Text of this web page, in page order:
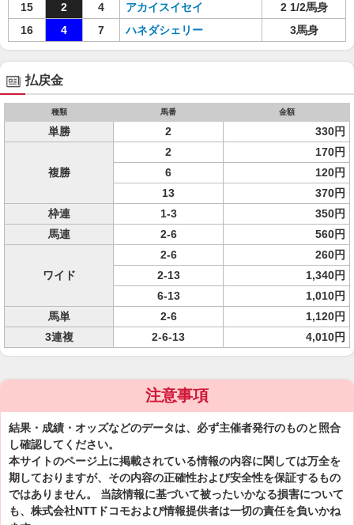
15
2 4 アカイスイセイ
2 1/2馬身
16
4 7 ハネダシェリー 3馬身
払戻金
種類 馬番 金額
単勝 2 330円
複勝
2
170円
6
120円
13
370円
枠連
1-3
350円
馬連
2-6 560円
ワイド
2-6
260円
2-13
1,340円
6-13
1,010円
馬単
2-6
1,120円
3連複
2-6-13 4,010円
注意事項
結果・成績・オッズなどのデータは、必ず主催者発行のものと照合
し確認してください。
本サイトのページ上に掲載されている情報の内容に関しては万全を
期しておりますが、その内容の正確性および安全性を保証するもの
ではありません。 当該情報に基づいて被ったいかなる損害について
も、株式会社NTTドコモおよび情報提供者は一切の責任を負いかね